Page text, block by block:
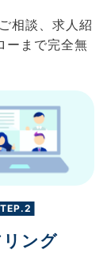
相談、求人紹
ーまで完全無
リング